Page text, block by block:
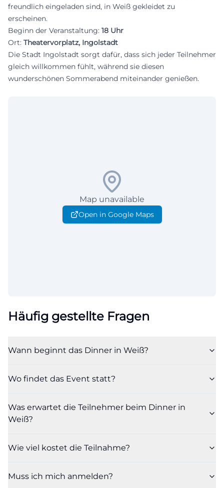
freundlich eingeladen sind, in Weiß gekleidet zu
erscheinen.
Beginn der Veranstaltung: 18 Uhr
Ort: Theatervorplatz, Ingolstadt
Die Stadt Ingolstadt sorgt dafür, dass sich jeder Teilnehmer
gleich willkommen fühlt, während sie diesen
wunderschönen Sommerabend miteinander genießen.
Map unavailable
Open in Google Maps
Häufig gestellte Fragen
Wann beginnt das Dinner in Weiß?
Wo findet das Event statt?
Was erwartet die Teilnehmer beim Dinner in
Weiß?
Wie viel kostet die Teilnahme?
Muss ich mich anmelden?